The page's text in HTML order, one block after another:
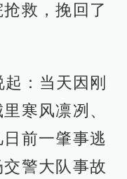
救，挽回了
：当天因刚
寒风凛冽、
前一肇事逃
警大队事故